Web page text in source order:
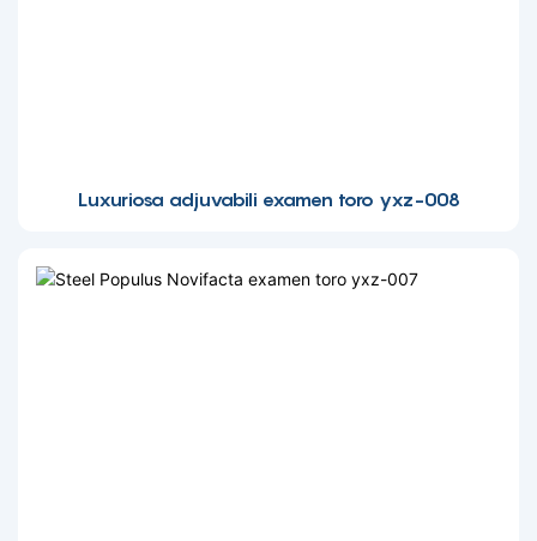
Luxuriosa adjuvabili examen toro yxz-008